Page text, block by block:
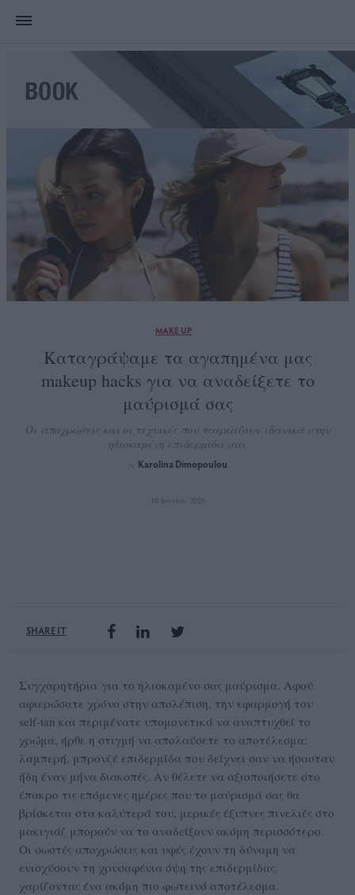
MAKE UP
Καταγράψαμε τα αγαπημένα μας
makeup hacks για να αναδείξετε το
μαύρισμά σας
Οι αποχρώσεις και οι τεχνικές που ταιριάζουν ιδανικά στην
ηλιοκαμένη επιδερμίδα σας
Karolina Dimopoulou
10 Ιουνίου 2026
SHARE IT
Συγχαρητήρια για το ηλιοκαμένο σας μαύρισμα. Αφού
αφιερώσατε χρόνο στην απολέπιση, την εφαρμογή του
self-tan και περιμένατε υπομονετικά να αναπτυχθεί το
χρώμα, ήρθε η στιγμή να απολαύσετε το αποτέλεσμα:
λαμπερή, μπρονζέ επιδερμίδα που δείχνει σαν να ήσασταν
ήδη έναν μήνα διακοπές. Αν θέλετε να αξιοποιήσετε στο
έπακρο τις επόμενες ημέρες που το μαύρισμά σας θα
βρίσκεται στα καλύτερά του, μερικές έξυπνες πινελιές στο
μακιγιάζ μπορούν να το αναδείξουν ακόμη περισσότερο.
Οι σωστές αποχρώσεις και υφές έχουν τη δύναμη να
ενισχύσουν τη χρυσαφένια όψη της επιδερμίδας,
χαρίζοντας ένα ακόμη πιο φωτεινό αποτέλεσμα.